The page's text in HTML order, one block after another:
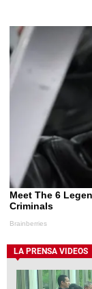
LA PRENSA VIDEOS